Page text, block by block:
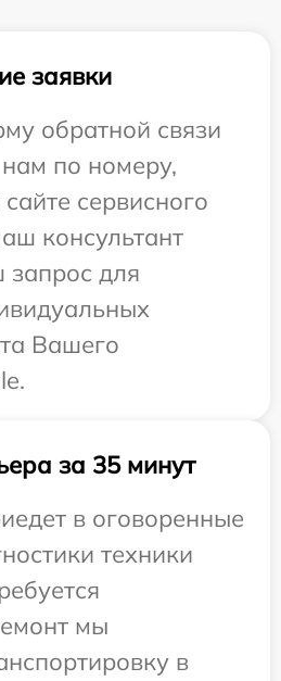
заявки
обратной связи
по номеру,
сервисного
консультант
запрос для
Вашего
за 35 минут
в оговоренные
техники
мы
в